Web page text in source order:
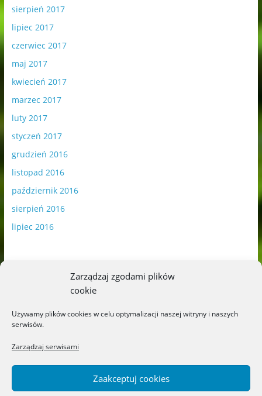
Zarządzaj zgodami plików
cookie
Używamy plików cookies w celu optymalizacji naszej witryny i naszych
serwisów.
Zarządzaj serwisami
Zaakceptuj cookies
sierpień 2017
lipiec 2017
czerwiec 2017
maj 2017
kwiecień 2017
marzec 2017
luty 2017
styczeń 2017
grudzień 2016
listopad 2016
październik 2016
sierpień 2016
lipiec 2016